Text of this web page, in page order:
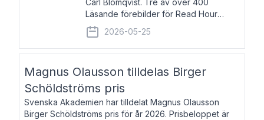
Carl Blomqvist. Tre av över 400
Läsande förebilder för Read Hour
Sverige. Foto: Michael Wall. Den ideella
föreningen Läsrörelsen tilldelas
Bernadottepriset 2026 för att den
2026-05-25
Magnus Olausson tilldelas Birger
Schöldströms pris
Svenska Akademien har tilldelat Magnus Olausson
Birger Schöldströms pris för år 2026. Prisbeloppet är